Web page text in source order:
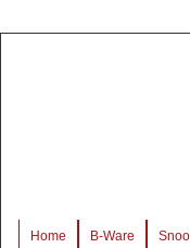
Home B-Ware